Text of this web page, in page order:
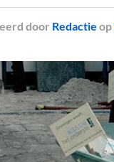
door Redactie op